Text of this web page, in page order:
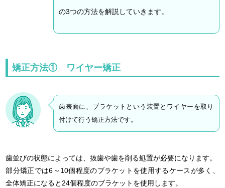
の3つの方法を解説していきます。
矯正方法① ワイヤー矯正
歯表面に、ブラケットという装置とワイヤーを取り
付けて行う矯正方法です。
歯並びの状態によっては、抜歯や歯を削る処置が必要になります。
部分矯正では6～10個程度のブラケットを使用するケースが多く、
全体矯正になると24個程度のブラケットを使用します。